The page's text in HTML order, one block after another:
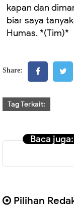
kapan dan
biar saya
Humas. *(Tim)*
Share:
Tag Terkait:
Baca juga:
Pilihan